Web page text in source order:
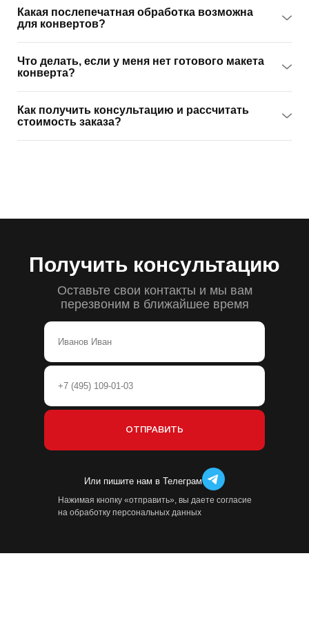
Какая послепечатная обработка возможна
для конвертов?
Что делать, если у меня нет готового макета
конверта?
Как получить консультацию и рассчитать
стоимость заказа?
Получить консультацию
Оставьте свои контакты и мы вам
перезвоним в ближайшее время
Или пишите нам в Телеграм
Нажимая кнопку «отправить», вы даете согласие
на обработку персональных данных